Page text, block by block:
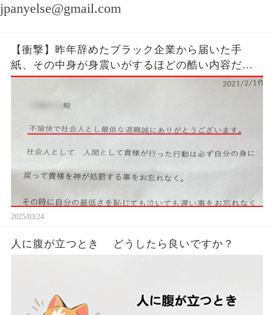
jpanyelse@gmail.com
【衝撃】昨年辞めたブラック企業から届いた手
紙、その中身が身震いがするほどの酷い内容だっ
た…...
2025/03/24
人に腹が立つとき どうしたら良いですか？